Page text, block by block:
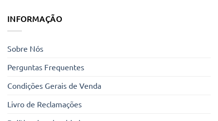
INFORMAÇÃO
Sobre Nós
Perguntas Frequentes
Condições Gerais de Venda
Livro de Reclamações